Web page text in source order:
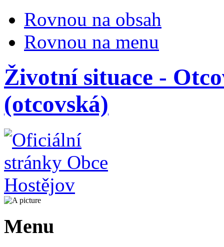
Rovnou na obsah
Rovnou na menu
Životní situace -
(otcovská)
Menu